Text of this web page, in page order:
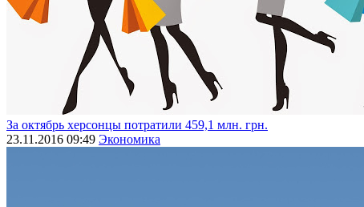
За октябрь херсонцы потратили 459,1 млн. грн.
23.11.2016 09:49 Экономика